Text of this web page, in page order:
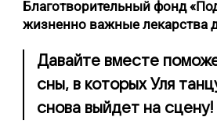
Благотворительный фонд
жизненно важные лекарства
Давайте вместе
сны, в которых Уля
снова выйдет на сцену!